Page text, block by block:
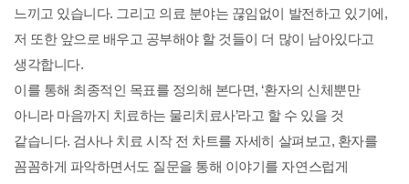
느끼고 있습니다. 그리고 의료 분야는 끊임없이 발전하고 있기에,
저 또한 앞으로 배우고 공부해야 할 것들이 더 많이 남아있다고
생각합니다.
이를 통해 최종적인 목표를 정의해 본다면, ‘환자의 신체뿐만
아니라 마음까지 치료하는 물리치료사’라고 할 수 있을 것
같습니다. 검사나 치료 시작 전 차트를 자세히 살펴보고, 환자를
꼼꼼하게 파악하면서도 질문을 통해 이야기를 자연스럽게